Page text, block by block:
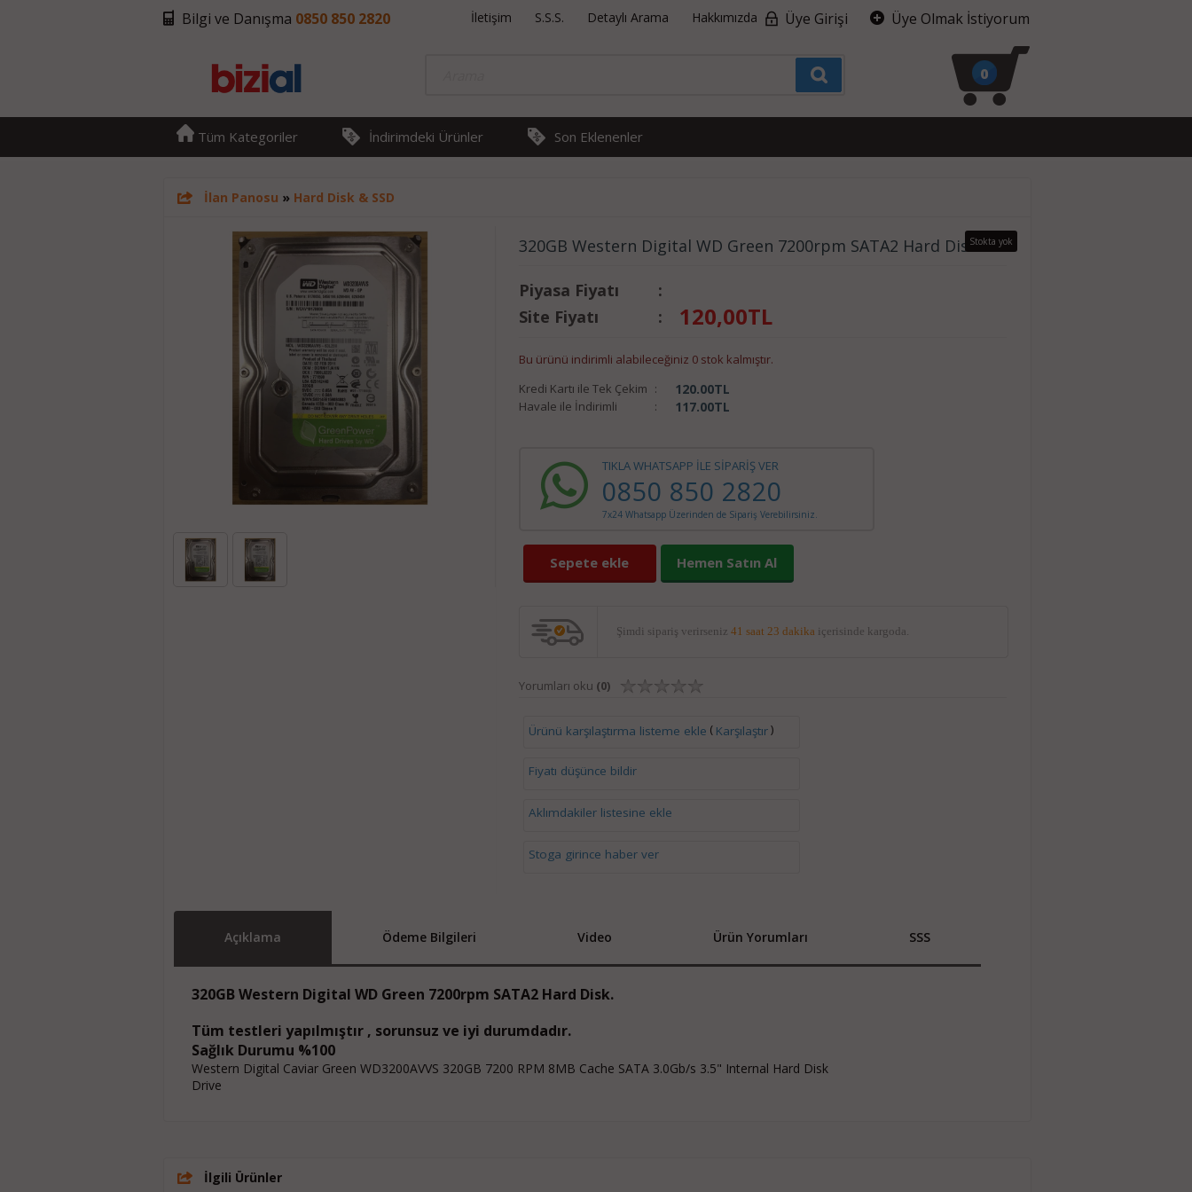
Bilgi ve Danışma 0850 850 2820 İletişim S.S.S. Detaylı Arama Hakkımızda Üye Girişi Üye Olmak İstiyorum
0
Tüm Kategoriler İndirimdeki Ürünler Son Eklenenler
İlan Panosu » Hard Disk & SSD
Stokta yok
320GB Western Digital WD Green 7200rpm SATA2 Hard Disk
Piyasa Fiyatı
:
Site Fiyatı
: 120,00TL
Bu ürünü indirimli alabileceğiniz 0 stok kalmıştır.
Kredi Kartı ile Tek Çekim : 120.00TL
Havale ile İndirimli : 117.00TL
TIKLA WHATSAPP İLE SİPARİŞ VER
0850 850 2820
7x24 Whatsapp Üzerinden de Sipariş Verebilirsiniz.
Sepete ekle Hemen Satın Al
Şimdi sipariş verirseniz 41 saat 23 dakika içerisinde kargoda.
Yorumları oku (0)
Ürünü karşılaştırma listeme ekle ( Karşılaştır)
Fiyatı düşünce bildir
Aklımdakiler listesine ekle
Stoga girince haber ver
Açıklama Ödeme Bilgileri Video Ürün Yorumları SSS
320GB Western Digital WD Green 7200rpm SATA2 Hard Disk.
Tüm testleri yapılmıştır , sorunsuz ve iyi durumdadır.
Sağlık Durumu %100
Western Digital Caviar Green WD3200AVVS 320GB 7200 RPM 8MB Cache SATA 3.0Gb/s 3.5" Internal Hard Disk
Drive
İlgili Ürünler